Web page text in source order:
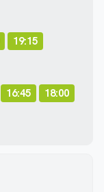
19:15
16:45
18:00